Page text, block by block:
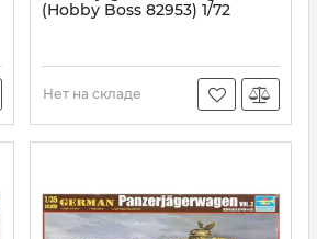
(Hobby Boss 82953) 1/72
Нет на складе